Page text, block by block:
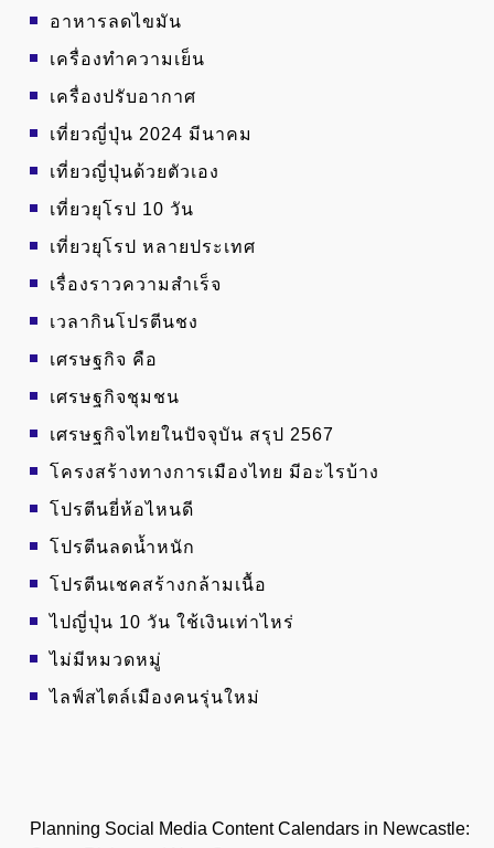
อาหารลดไขมัน
เครื่องทำความเย็น
เครื่องปรับอากาศ
เที่ยวญี่ปุ่น 2024 มีนาคม
เที่ยวญี่ปุ่นด้วยตัวเอง
เที่ยวยุโรป 10 วัน
เที่ยวยุโรป หลายประเทศ
เรื่องราวความสำเร็จ
เวลากินโปรตีนชง
เศรษฐกิจ คือ
เศรษฐกิจชุมชน
เศรษฐกิจไทยในปัจจุบัน สรุป 2567
โครงสร้างทางการเมืองไทย มีอะไรบ้าง
โปรตีนยี่ห้อไหนดี
โปรตีนลดน้ำหนัก
โปรตีนเชคสร้างกล้ามเนื้อ
ไปญี่ปุ่น 10 วัน ใช้เงินเท่าไหร่
ไม่มีหมวดหมู่
ไลฟ์สไตล์เมืองคนรุ่นใหม่
Planning Social Media Content Calendars in Newcastle: